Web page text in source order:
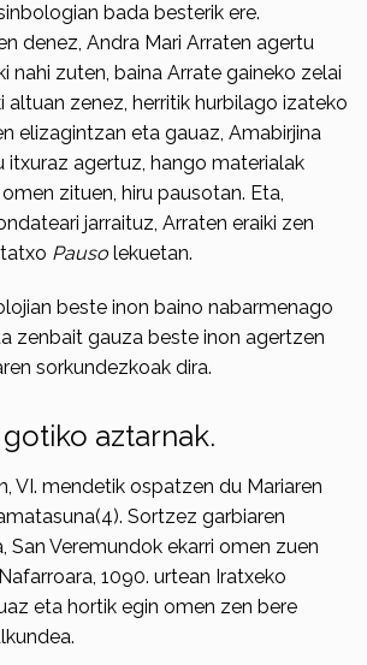
bada besterik ere.
denez, Andra Mari Arraten agertu
nahi zuten, baina Arrate gaineko zelai
altuan zenez, herritik hurbilago izateko
elizagintzan eta gauaz, Amabirjina
itxuraz agertuz, hango materialak
zituen, hiru pausotan. Eta,
jarraituz, Arraten eraiki zen
Pauso lekuetan.
beste inon baino nabarmenago
zenbait gauza beste inon agertzen
sorkundezkoak dira.
aztarnak.
VI. mendetik ospatzen du Mariaren
Sortzez garbiaren
San Veremundok ekarri omen zuen
1090. urtean Iratxeko
eta hortik egin omen zen bere